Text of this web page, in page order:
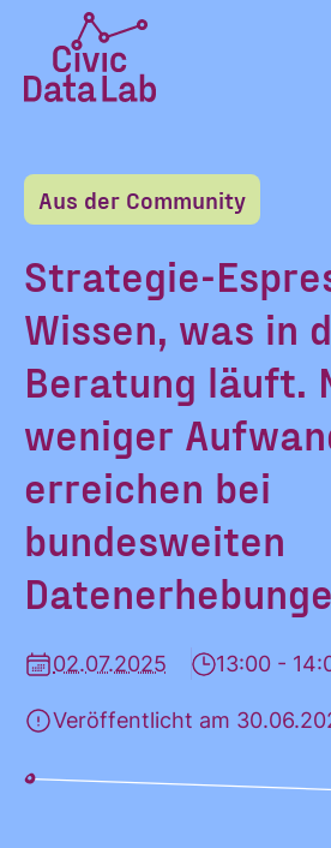
Inhalt
springen
Lab
Startseite
LERNEN
MACHEN
ÜBER UNS
KONTAKT
Aus der Community
Strategie-
Wissen, was in
Beratung läuft.
weniger
erreichen bei
bundesweiten
02.07.2025 13:00 -
Veröffentlicht am